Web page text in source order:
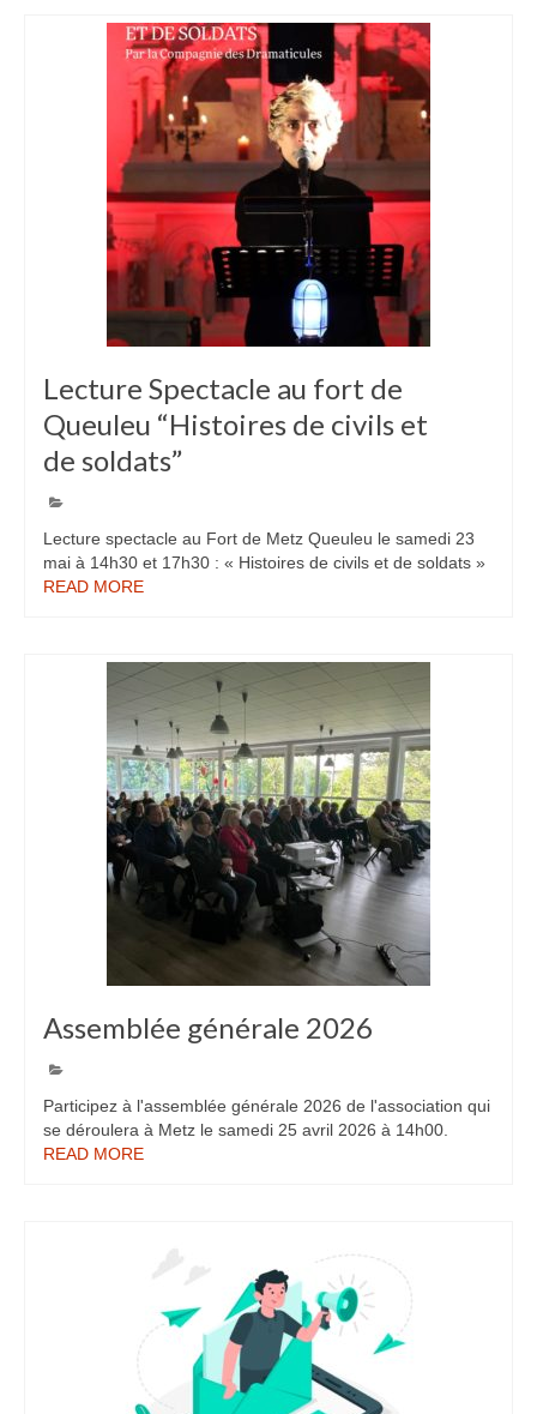
Lecture Spectacle au fort de
Queuleu “Histoires de civils et
de soldats”
Lecture spectacle au Fort de Metz Queuleu le samedi 23
mai à 14h30 et 17h30 : « Histoires de civils et de soldats »
READ MORE
Assemblée générale 2026
Participez à l'assemblée générale 2026 de l'association qui
se déroulera à Metz le samedi 25 avril 2026 à 14h00.
READ MORE